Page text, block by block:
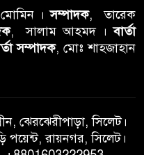
চৌধুরী দ্বিতীয় বারের
হ‍্যামলেটস কাউন্সিলের
নিয়ে সিলেট অনলাইন
বিশ্ব মুক্ত গণমাধ্যম দিবসে
।সম্পাদক, তারেক
, সালাম আহমদ ।বার্তা
সম্পাদক, মোঃ শাহজাহান
ঝেরঝেরীপাড়া, সিলেট।
পয়েন্ট, রায়নগর, সিলেট।